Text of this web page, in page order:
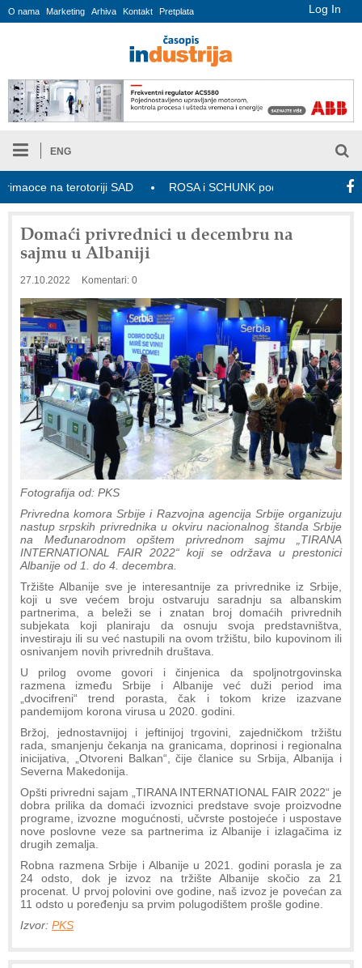
Log In
O nama Marketing Arhiva Kontakt Pretplata
ENG
na terotoriji SAD ROSA i SCHUNK podižu proizvodnju na
Domaći privrednici u decembru na
sajmu u Albaniji
27.10.2022 Komentari: 0
Fotografija od: PKS
Privredna komora Srbije i Razvojna agencija Srbije organizuju
nastup srpskih privrednika u okviru nacionalnog štanda Srbije
na Međunarodnom opštem privrednom sajmu „TIRANA
INTERNATIONAL FAIR 2022“ koji se održava u prestonici
Albanije od 1. do 4. decembra.
Tržište Albanije sve je interesantnije za privrednike iz Srbije,
koji u sve većem broju ostvaruju saradnju sa albanskim
partnerima, a beleži se i znatan broj domaćih privrednih
subjekata koji planiraju da osnuju svoja predstavništva,
investiraju ili su već nastupili na ovom tržištu, bilo kupovinom ili
osnivanjem novih privrednih društava.
U prilog ovome govori i činjenica da spoljnotrgovinska
razmena između Srbije i Albanije već duži period ima
„dvocifreni“ trend porasta, čak i tokom krize izazvane
pandemijom korona virusa u 2020. godini.
Bržoj, jednostavnijoj i jeftinijoj trgovini, zajedničkom tržištu
rada, smanjenju čekanja na granicama, doprinosi i regionalna
inicijativa, „Otvoreni Balkan“, čije članice su Srbija, Albanija i
Severna Makedonija.
Opšti privredni sajam „TIRANA INTERNATIONAL FAIR 2022“ je
dobra prilika da domaći izvoznici predstave svoje proizvodne
programe, izvozne mogućnosti, učvrste postojeće i uspostave
nove poslovne veze sa partnerima iz Albanije i izlagačima iz
drugih zemalja.
Robna razmena Srbije i Albanije u 2021. godini porasla je za
24 odsto, dok je izvoz na tržište Albanije skočio za 21
procenat. U prvoj polovini ove godine, naš izvoz je povećan za
11 odsto u poređenju sa prvim polugodištem prošle godine.
Izvor: PKS